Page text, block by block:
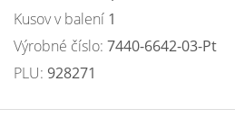
Kusov v balení 1
Výrobné číslo: 7440-6642-03-Pt
PLU: 928271